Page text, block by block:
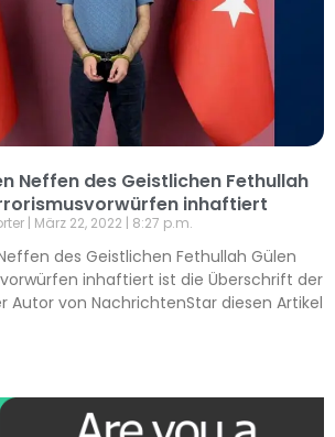
Neffen des Geistlichen Fethullah
inhaftiert
März 22, 2022 8:27 p.m.
des Geistlichen Fethullah Gülen
inhaftiert ist die Überschrift der
Autor von NachrichtenStar diesen Artikel